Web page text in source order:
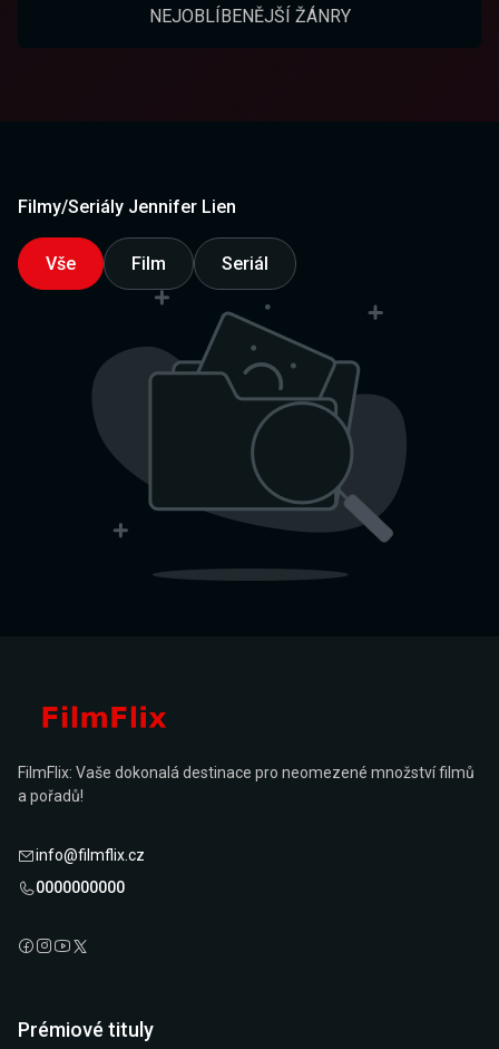
NEJOBLÍBENĚJŠÍ ŽÁNRY
Filmy/Seriály Jennifer Lien
Vše Film Seriál
FilmFlix: Vaše dokonalá destinace pro neomezené množství filmů
a pořadů!
info@filmflix.cz
0000000000
Prémiové tituly